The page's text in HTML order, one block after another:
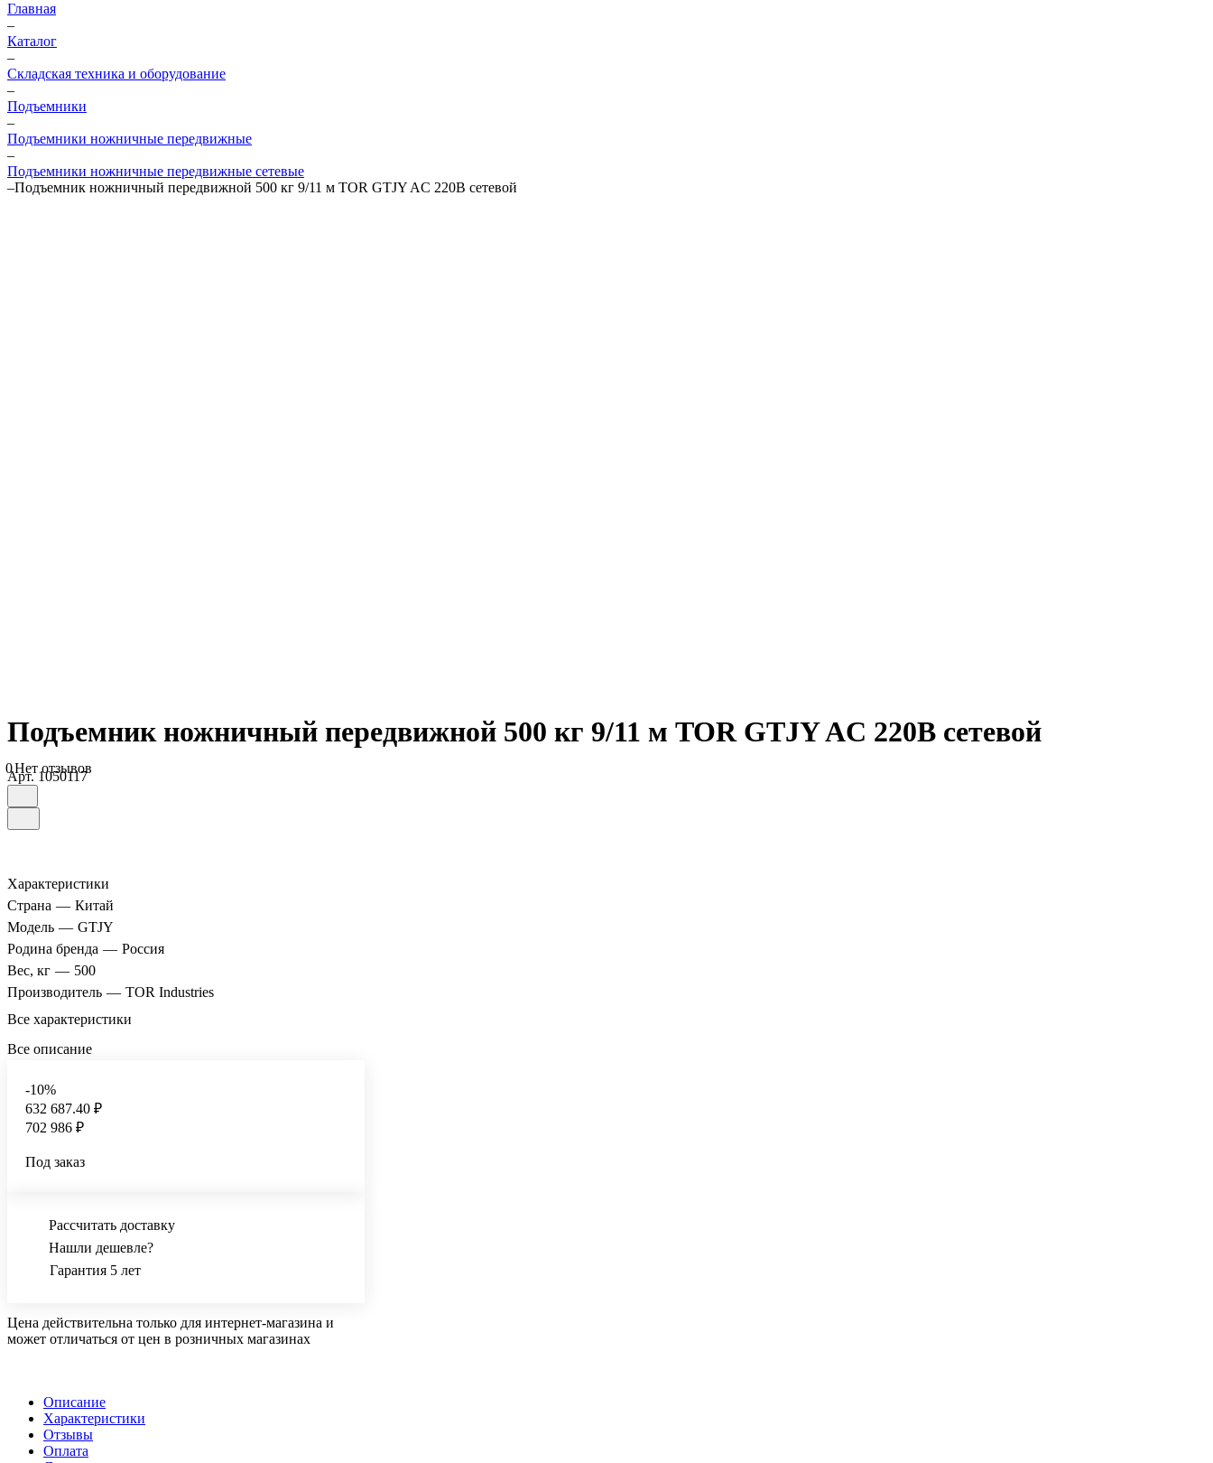
Главная
–
Каталог
–
Складская техника и оборудование
–
Подъемники
–
Подъемники ножничные передвижные
–
Подъемники ножничные передвижные сетевые
–Подъемник ножничный передвижной 500 кг 9/11 м TOR GTJY AC 220В сетевой
Подъемник ножничный передвижной 500 кг 9/11 м TOR GTJY AC 220В сетевой
0Нет отзывов
Арт.1050117
Характеристики
Страна — Китай
Модель — GTJY
Родина бренда — Россия
Вес, кг — 500
Производитель — TOR Industries
Все характеристики
Все описание
-10%
632 687.40 ₽
702 986 ₽
Под заказ
Рассчитать доставку
Нашли дешевле?
Гарантия 5 лет
Цена действительна только для интернет-магазина и
может отличаться от цен в розничных магазинах
Описание
Характеристики
Отзывы
Оплата